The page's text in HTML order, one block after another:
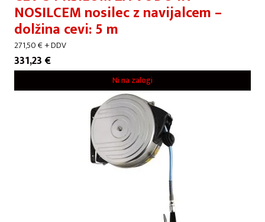
NOSILCEM nosilec z navijalcem –
dolžina cevi: 5 m
271,50€+ DDV
331,23 €
Ni na zalogi